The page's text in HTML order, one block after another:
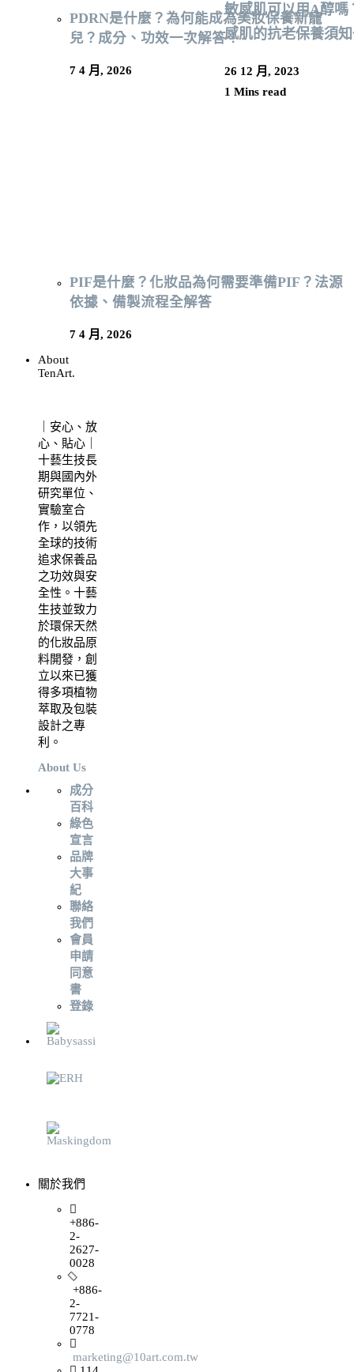
敏感肌可以用A醇嗎
感肌的抗老保養須
26 12 月, 2023
1 Mins read
PDRN是什麼？為何能成為美妝保養新寵
兒？成分、功效一次解答！
7 4 月, 2026
PIF是什麼？化妝品為何需要準備PIF？法源
依據、備製流程全解答
7 4 月, 2026
About
TenArt.
｜安心、放
心、貼心｜
十藝生技長
期與國內外
研究單位、
實驗室合
作，以領先
全球的技術
追求保養品
之功效與安
全性。十藝
生技並致力
於環保天然
的化妝品原
料開發，創
立以來已獲
得多項植物
萃取及包裝
設計之專
利。
About Us
成分
百科
綠色
宣言
品牌
大事
紀
聯絡
我們
會員
申請
同意
書
登錄
關於我們
+886-
2-
2627-
0028
+886-
2-
7721-
0778
marketing@10art.com.tw